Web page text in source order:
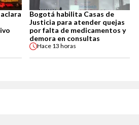
Bogotá habilita Casas de
Justicia para atender quejas
por falta de medicamentos y
demora en consultas
Hace 13 horas